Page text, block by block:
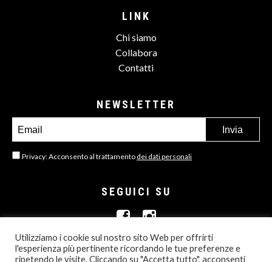
LINK
Chi siamo
Collabora
Contatti
NEWSLETTER
Privacy: Acconsento al trattamento dei dati personali
SEGUICI SU
Utilizziamo i cookie sul nostro sito Web per offrirti
l'esperienza più pertinente ricordando le tue preferenze e
ripetendo le visite. Cliccando su "Accetta tutto", acconsenti